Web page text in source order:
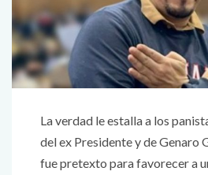
La verdad le estalla a los
del ex Presidente y de Genaro
fue pretexto para favorecer a